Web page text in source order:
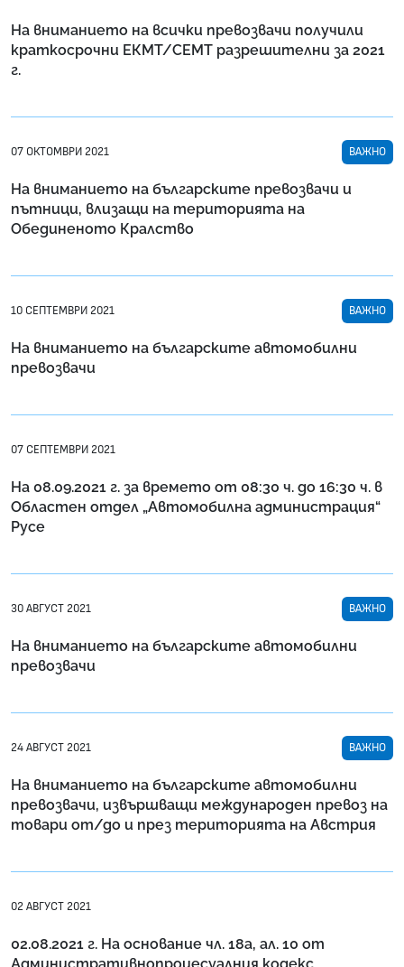
На вниманието на всички превозвачи получили
краткосрочни ЕКМТ/СЕМТ разрешителни за 2021
г.
07 ОКТОМВРИ 2021 ВАЖНО
На вниманието на българските превозвачи и
пътници, влизащи на територията на
Обединеното Кралство
10 СЕПТЕМВРИ 2021 ВАЖНО
На вниманието на българските автомобилни
превозвачи
07 СЕПТЕМВРИ 2021
На 08.09.2021 г. за времето от 08:30 ч. до 16:30 ч. в
Областен отдел „Автомобилна администрация“
Русе
30 АВГУСТ 2021 ВАЖНО
На вниманието на българските автомобилни
превозвачи
24 АВГУСТ 2021 ВАЖНО
На вниманието на българските автомобилни
превозвачи, извършващи международен превоз на
товари от/до и през територията на Австрия
02 АВГУСТ 2021
02.08.2021 г. На основание чл. 18а, ал. 10 от